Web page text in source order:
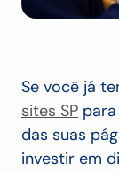
Se você já
sites SP
das suas
investir em